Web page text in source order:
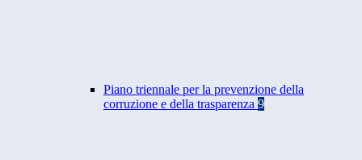
Piano triennale per la prevenzione della
corruzione e della trasparenza 9